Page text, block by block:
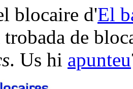
blocaire d'El
de
. Us hi apunteu